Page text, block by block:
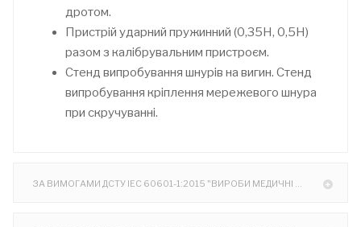
дротом.
Пристрій ударний пружинний (0,35Н, 0,5Н)
разом з калібрувальним пристроєм.
Стенд випробування шнурів на вигин. Стенд
випробування кріплення мережевого шнура
при скручуванні.
ЗА ВИМОГАМИ ДСТУ IEC 60601-1:2015 "ВИРОБИ МЕДИЧНІ ЕЛЕКТРИЧНІ". ДСТУ IEC 60335-1:2004 "ПРИЛАДИ ПОБУТОВІ ТА АНАЛОГІЧНІ ЕЛЕКТРИЧНІ. БЕЗПЕКА. ЧАСТИНА 1. ЗАГАЛЬНІ ВИМОГИ." ДСТУ IEC 60065:2009 "АУДІО-, ВІДЕО- ТА ПОДІБНА ЕЛЕКТРОННА АПАРАТУРА. ВИМОГИ ЩОДО БЕЗПЕКИ."